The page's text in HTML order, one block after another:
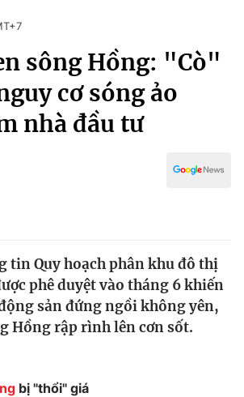
trí
sông Hồng: "Cò"
cơ sóng ảo
nhà đầu tư
tin Quy hoạch phân khu đô thị
phê duyệt vào tháng 6 khiến
sản đứng ngồi không yên,
Hồng rập rình lên cơn sốt.
bị "thổi" giá